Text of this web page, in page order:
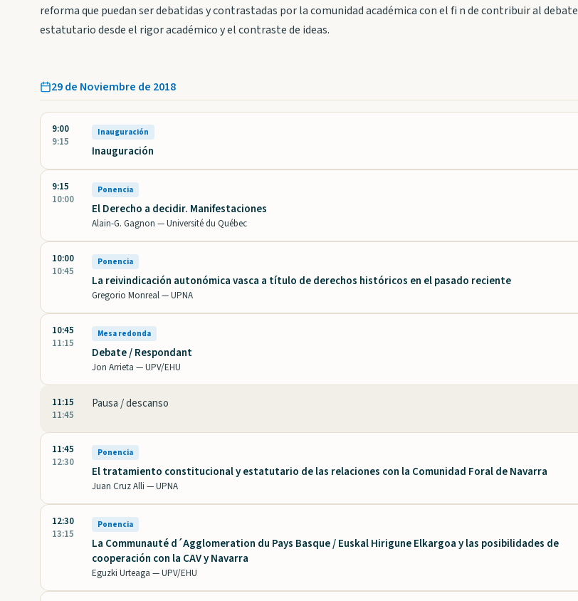
reforma que puedan ser debatidas y contrastadas por la comunidad académica con el fi n de contribuir al debate
estatutario desde el rigor académico y el contraste de ideas.
29 de Noviembre de 2018
9:00
9:15
Inauguración
Inauguración
9:15
10:00
Ponencia
El Derecho a decidir. Manifestaciones
Alain-G. Gagnon —Université du Québec
10:00
10:45
Ponencia
La reivindicación autonómica vasca a título de derechos históricos en el pasado reciente
Gregorio Monreal —UPNA
10:45
11:15
Mesa redonda
Debate / Respondant
Jon Arrieta —UPV/EHU
11:15
11:45
Pausa / descanso
11:45
12:30
Ponencia
El tratamiento constitucional y estatutario de las relaciones con la Comunidad Foral de Navarra
Juan Cruz Alli —UPNA
12:30
13:15
Ponencia
La Communauté d´Agglomeration du Pays Basque / Euskal Hirigune Elkargoa y las posibilidades de
cooperación con la CAV y Navarra
Eguzki Urteaga —UPV/EHU